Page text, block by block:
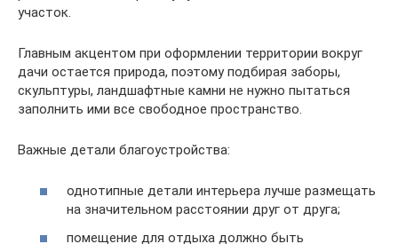
участок.
Главным акцентом при оформлении территории вокруг
дачи остается природа, поэтому подбирая заборы,
скульптуры, ландшафтные камни не нужно пытаться
заполнить ими все свободное пространство.
Важные детали благоустройства:
однотипные детали интерьера лучше размещать
на значительном расстоянии друг от друга;
помещение для отдыха должно быть